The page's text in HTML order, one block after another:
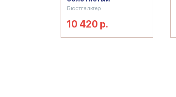
Бюстгальтер
10 420 р.